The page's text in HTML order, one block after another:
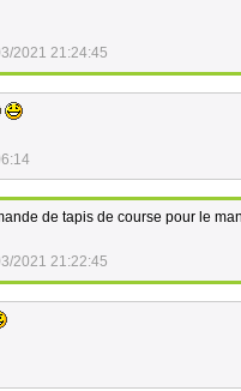
2021 21:24:45
de tapis de course pour le
2021 21:22:45